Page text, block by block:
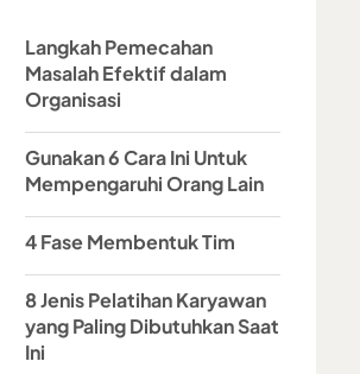
Langkah Pemecahan
Masalah Efektif dalam
Organisasi
Gunakan 6 Cara Ini Untuk
Mempengaruhi Orang Lain
4 Fase Membentuk Tim
8 Jenis Pelatihan Karyawan
yang Paling Dibutuhkan Saat
Ini